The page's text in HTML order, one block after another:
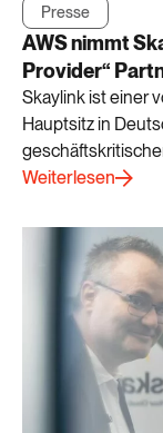
Presse
AWS nimmt
Provider“
Skaylink ist einer
Hauptsitz in
Weiterlesen